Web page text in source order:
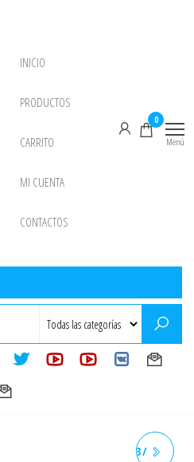
INICIO
PRODUCTOS
CARRITO
MI CUENTA
CONTACTOS
0
Menú
RIELLO RL70 TL 22.4GPH / 3 /